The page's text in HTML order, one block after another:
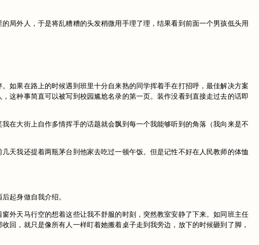
局外人，于是将乱糟糟的头发稍微用手理了理，结果看到前面一个男孩低头用
如果在路上的时候遇到班里十分自来熟的同学挥着手在打招呼，最佳解决方案
这种事简直可以被写到校园尴尬名录的第一页。装作没看到直接走过去的话即
在大街上自作多情挥手的话题就会飘到每一个我能够听到的角落（我向来是不
天我还提着两瓶茅台到他家去吃过一顿午饭。但是记性不好在人民教师的体恤
起身做自我介绍。
外天马行空的想着这些让我不舒服的时刻，突然教室安静了下来。如同班主任
回，就只是像所有人一样盯着她搬着桌子走到我旁边，放下的时候砸到了脚，